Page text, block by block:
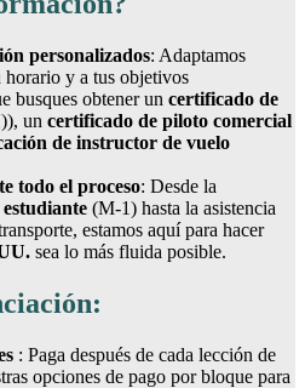
personalizados: Adaptamos
horario y a tus objetivos
busques obtener un certificado de
un certificado de piloto comercial
de instructor de vuelo
todo el proceso: Desde la
estudiante (M-1) hasta la asistencia
estamos aquí para hacer
sea lo más fluida posible.
: Paga después de cada lección de
opciones de pago por bloque para